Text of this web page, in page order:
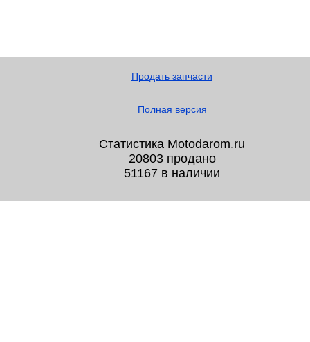
Продать запчасти
Полная версия
Статистика Motodarom.ru
20803 продано
51167 в наличии